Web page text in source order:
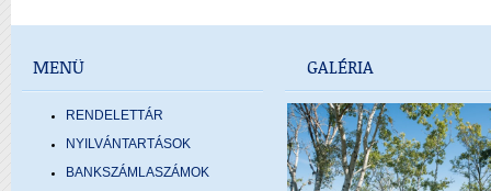
MENÜ
RENDELETTÁR
NYILVÁNTARTÁSOK
BANKSZÁMLASZÁMOK
GALÉRIA